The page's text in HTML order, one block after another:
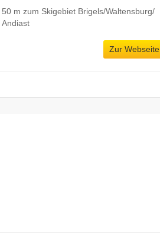
50 m zum Skigebiet Brigels/​Waltensburg/​
Andiast
Zur Webseite